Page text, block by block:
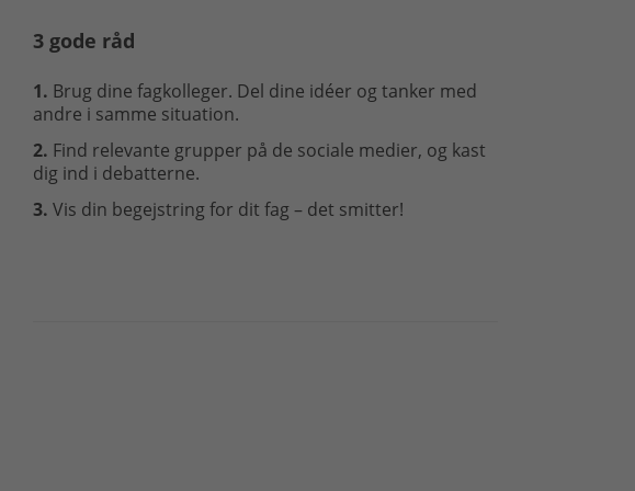
3 gode råd
1. Brug dine fagkolleger. Del dine idéer og tanker med
andre i samme situation.
2. Find relevante grupper på de sociale medier, og kast
dig ind i debatterne.
3. Vis din begejstring for dit fag – det smitter!